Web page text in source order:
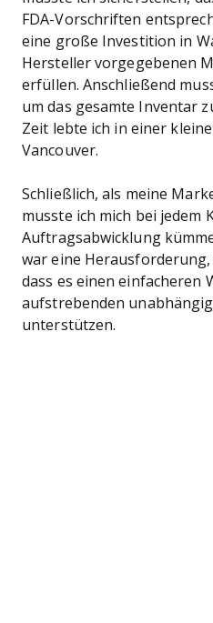
FDA-Vorschriften
eine große Investition in
Hersteller vorgegebenen
erfüllen. Anschließend
um das gesamte Inventar
Zeit lebte ich in einer
Vancouver.
Schließlich, als meine
musste ich mich bei jedem
Auftragsabwicklung
war eine
dass es einen einfacheren
aufstrebenden
unterstützen.